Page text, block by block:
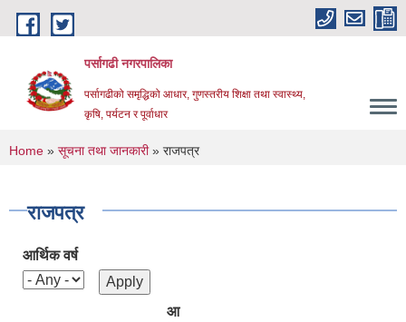
Skip to main content
पर्सागढी नगरपालिका
पर्सागढीको समृद्धिको आधार, गुणस्तरीय शिक्षा तथा स्वास्थ्य,
कृषि, पर्यटन र पूर्वाधार
You are here
Home » सूचना तथा जानकारी» राजपत्र
राजपत्र
आर्थिक वर्ष
आ